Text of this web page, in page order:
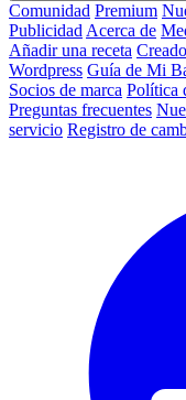
Comunidad Premium
Publicidad Acerca de
Añadir una receta
Wordpress Guía de Mi
Socios de marca Política
Preguntas frecuentes
servicio Registro de